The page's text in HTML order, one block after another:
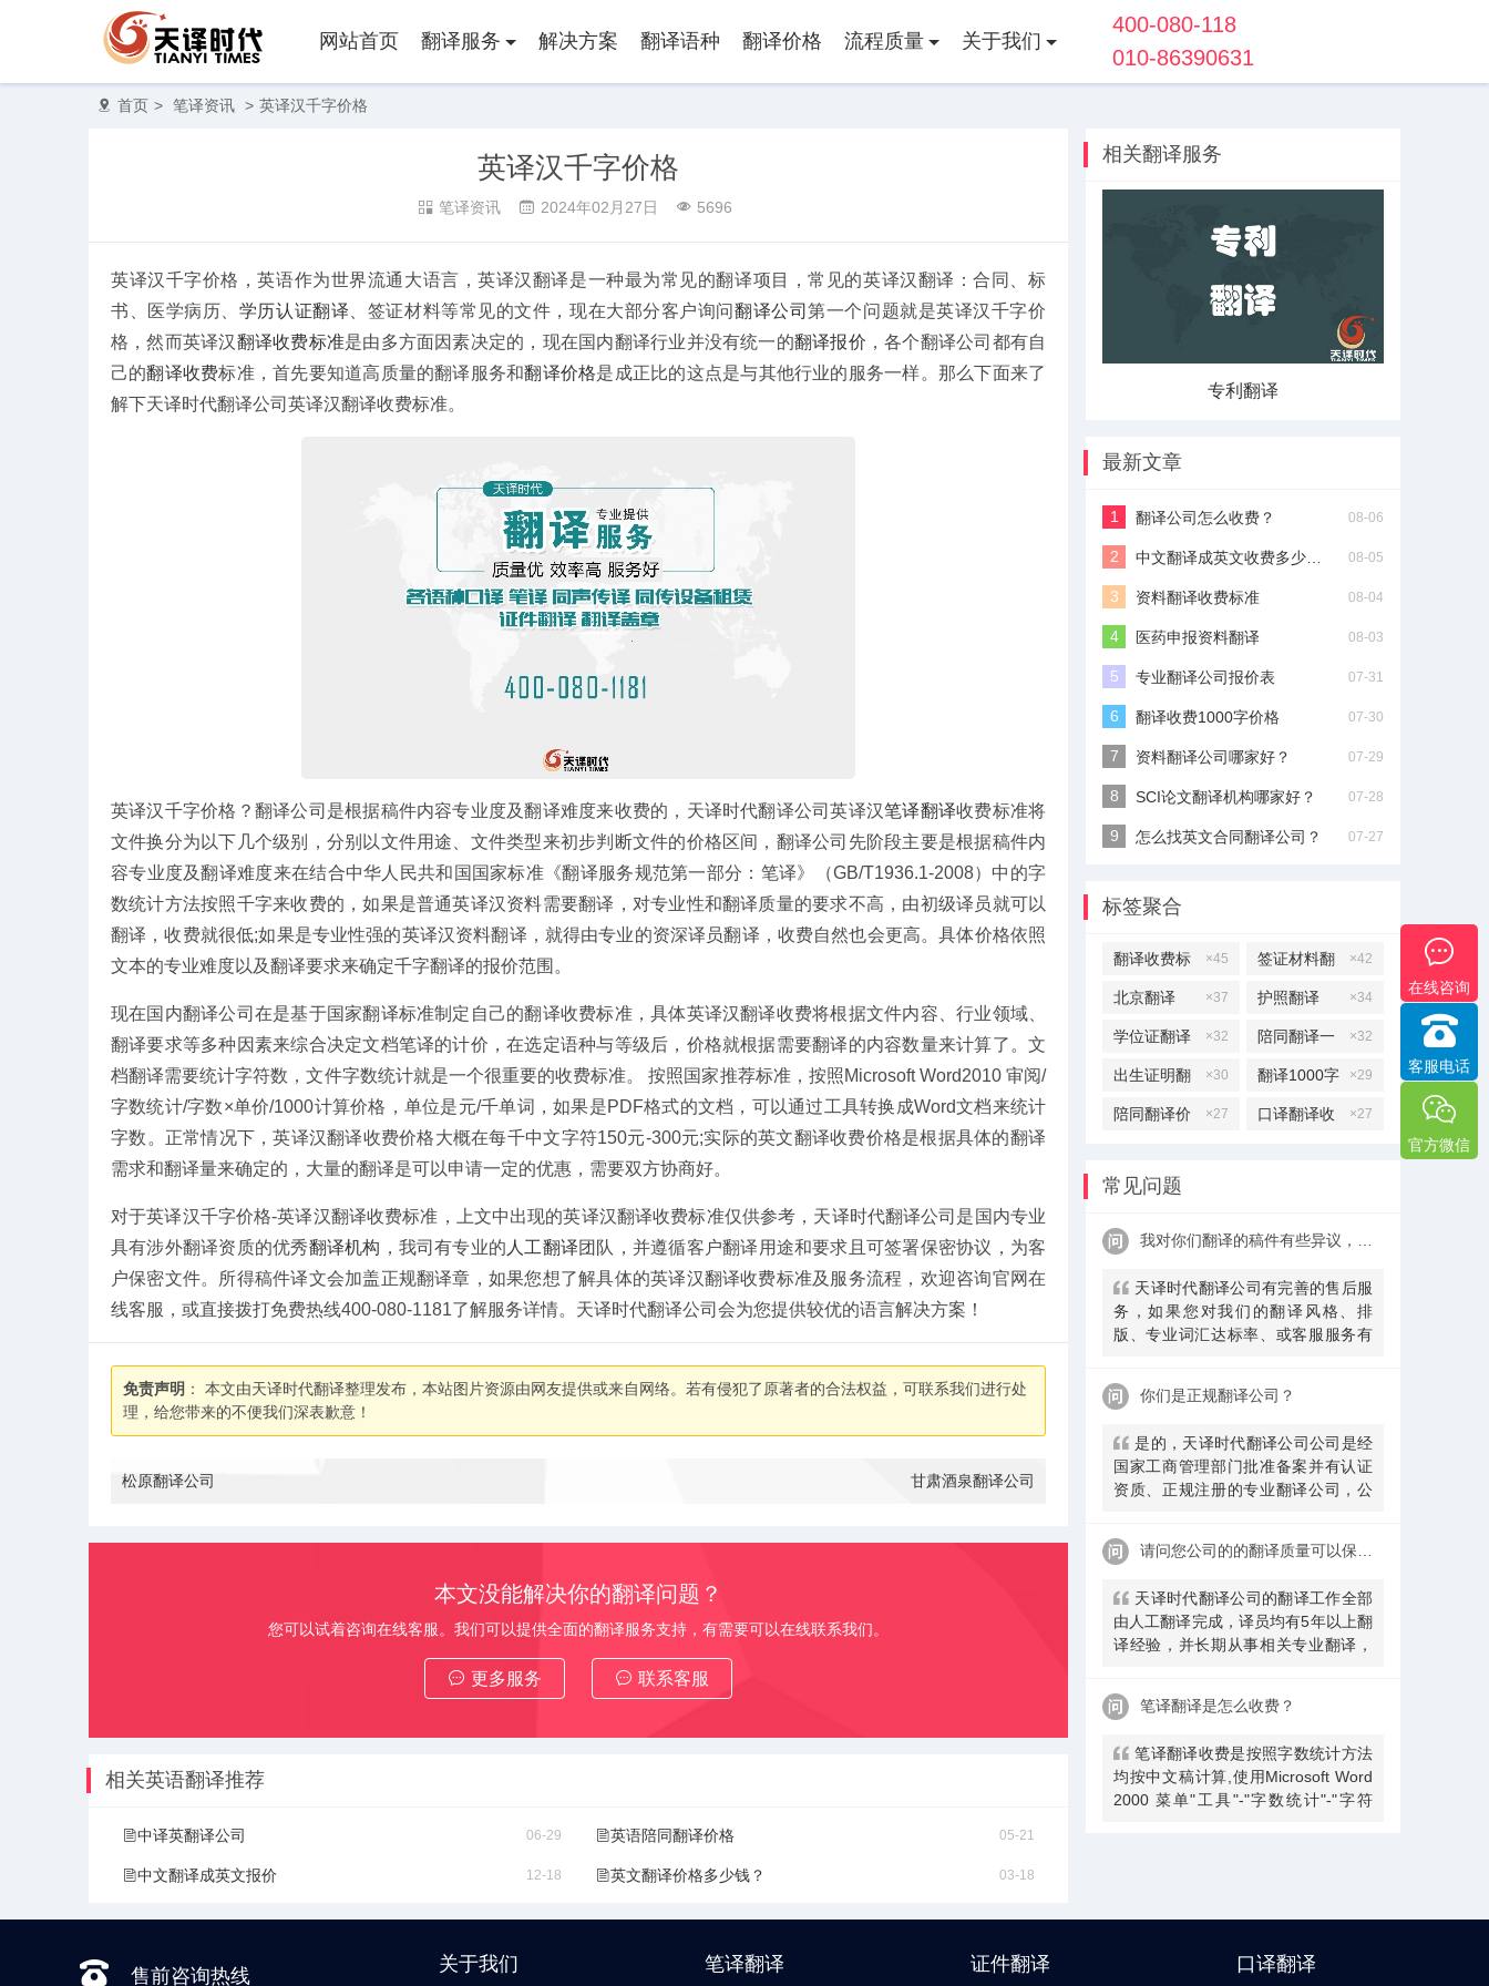
网站首页 翻译服务 解决方案 翻译语种 翻译价格 流程质量 关于我们
400-080-118
010-86390631
首页 > 笔译资讯 > 英译汉千字价格
英译汉千字价格
笔译资讯 2024年02月27日 5696
英译汉千字价格，英语作为世界流通大语言，英译汉翻译是一种最为常见的翻译项目，常见的英译汉翻译：合同、标
书、医学病历、 学历认证翻译 、签证材料等常见的文件，现在大部分客户询问翻译公司第一个问题就是英译汉千字价
格，然而英译汉翻译收费标准是由多方面因素决定的，现在国内翻译行业并没有统一的翻译报价 ，各个翻译公司都有自
己的翻译收费标准，首先要知道高质量的翻译服务和翻译价格是成正比的这点是与其他行业的服务一样。那么下面来了
解下天译时代翻译公司英译汉翻译收费标准。
英译汉千字价格？翻译公司是根据稿件内容专业度及翻译难度来收费的，天译时代翻译公司英译汉笔译翻译收费标准将
文件换分为以下几个级别，分别以文件用途、文件类型来初步判断文件的价格区间，翻译公司先阶段主要是根据稿件内
容专业度及翻译难度来在结合中华人民共和国国家标准《翻译服务规范第一部分：笔译》（GB/T1936.1-2008）中的字
数统计方法按照千字来收费的，如果是普通英译汉资料需要翻译，对专业性和翻译质量的要求不高，由初级译员就可以
翻译，收费就很低;如果是专业性强的英译汉资料翻译，就得由专业的资深译员翻译，收费自然也会更高。具体价格依照
文本的专业难度以及翻译要求来确定千字翻译的报价范围。
现在国内翻译公司在是基于国家翻译标准制定自己的翻译收费标准，具体英译汉翻译收费将根据文件内容、行业领域、
翻译要求等多种因素来综合决定文档笔译的计价，在选定语种与等级后，价格就根据需要翻译的内容数量来计算了。文
档翻译需要统计字符数，文件字数统计就是一个很重要的收费标准。 按照国家推荐标准，按照Microsoft Word2010 审阅/
字数统计/字数×单价/1000计算价格，单位是元/千单词，如果是PDF格式的文档，可以通过工具转换成Word文档来统计
字数。正常情况下，英译汉翻译收费价格大概在每千中文字符150元-300元;实际的英文翻译收费价格是根据具体的翻译
需求和翻译量来确定的，大量的翻译是可以申请一定的优惠，需要双方协商好。
对于英译汉千字价格-英译汉翻译收费标准，上文中出现的英译汉翻译收费标准仅供参考，天译时代翻译公司是国内专业
具有涉外翻译资质的优秀翻译机构 ，我司有专业的 人工翻译团队，并遵循客户翻译用途和要求且可签署保密协议，为客
户保密文件。所得稿件译文会加盖正规翻译章，如果您想了解具体的英译汉翻译收费标准及服务流程，欢迎咨询官网在
线客服，或直接拨打免费热线400-080-1181了解服务详情。天译时代翻译公司会为您提供较优的语言解决方案！
免责声明 ： 本文由天译时代翻译整理发布，本站图片资源由网友提供或来自网络。若有侵犯了原著者的合法权益，可联系我们进行处
理，给您带来的不便我们深表歉意！
松原翻译公司 甘肃酒泉翻译公司
本文没能解决你的翻译问题？
您可以试着咨询在线客服。我们可以提供全面的翻译服务支持，有需要可以在线联系我们。
更多服务 联系客服
相关英语翻译推荐
中译英翻译公司 06-29 英语陪同翻译价格 05-21
中文翻译成英文报价 12-18 英文翻译价格多少钱？ 03-18
相关翻译服务
手册翻译
最新文章
翻译公司怎么收费？ 08-06
08-05
资料翻译收费标准 08-04
医药申报资料翻译 08-03
专业翻译公司报价表 07-31
翻译收费1000字价格 07-30
资料翻译公司哪家好？ 07-29
SCI论文翻译机构哪家好？ 07-28
怎么找英文合同翻译公司？ 07-27
标签聚合
×45
翻译收费标
准
×42
签证材料翻
译
×37
北京翻译 ×34
护照翻译
×32
学位证翻译 ×32
陪同翻译一
天多少钱
×30
出生证明翻
译
×29
翻译1000字
多少钱
×27
陪同翻译价
×27
口译翻译收
常见问题
我对你们翻译的稿件有些异议，该怎么处理呢？
天译时代翻译公司有完善的售后服
务，如果您对我们的翻译风格、排
版、专业词汇达标率、或客服服务有
司提供及时服务反馈，一直到让您满
意为止。
你们是正规翻译公司？
是的，天译时代翻译公司公司是经
国家工商管理部门批准备案并有认证
资质、正规注册的专业翻译公司，公
请问您公司的的翻译质量可以保证吗
天译时代翻译公司的翻译工作全部
由人工翻译完成，译员均有5年以上翻
译经验，并长期从事相关专业翻译，
时和客户沟通，并随时监控翻译质量
及进程，做
笔译翻译是怎么收费？
​笔译翻译收费是按照字数统计方法
均按中文稿计算,使用Microsoft Word
2000 菜单"工具"-"字数统计"-"字符
售前咨询热线
关于我们 笔译翻译 证件翻译 口译翻译
在线咨询
客服电话
官方微信